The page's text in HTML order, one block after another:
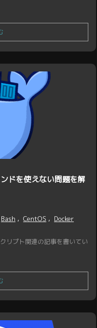
ドを使えない問題を解
Bash , CentOS , Docker
リプト関連の記事を書いてい